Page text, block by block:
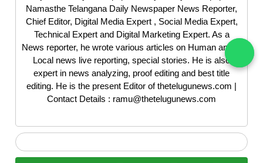
Namasthe Telangana Daily Newspaper News Reporter,
Chief Editor, Digital Media Expert , Social Media Expert,
Technical Expert and Digital Marketing Expert. As a
News reporter, he wrote various articles on Human angle,
Local news live reporting, special stories. He is also
expert in news analyzing, proof editing and best title
editing. He is the present Editor of thetelugunews.com |
Contact Details : ramu@thetelugunews.com